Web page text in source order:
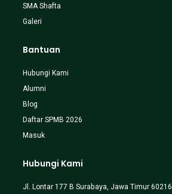
SMA Shafta
Galeri
Bantuan
Hubungi Kami
Alumni
Blog
Daftar SPMB 2026
Masuk
Hubungi Kami
Jl. Lontar 177 B Surabaya, Jawa Timur 60216